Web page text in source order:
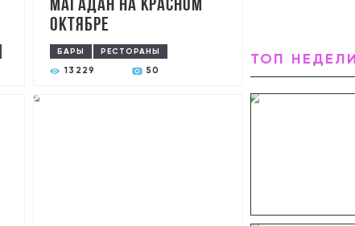
Магадан на Красном
Октябре
БАРЫ РЕСТОРАНЫ
13229 50
ТОП НЕДЕЛИ